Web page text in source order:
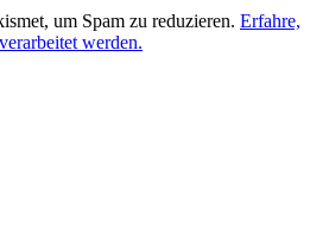
um Spam zu reduzieren. Erfahre,
werden.